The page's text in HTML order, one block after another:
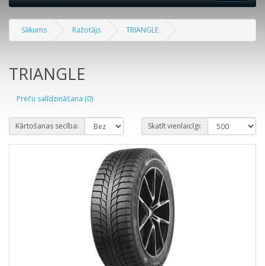
Sākums Ražotājs TRIANGLE
TRIANGLE
Preču salīdzināšana (0)
Kārtošanas secība: Skatīt vienlaicīgi: